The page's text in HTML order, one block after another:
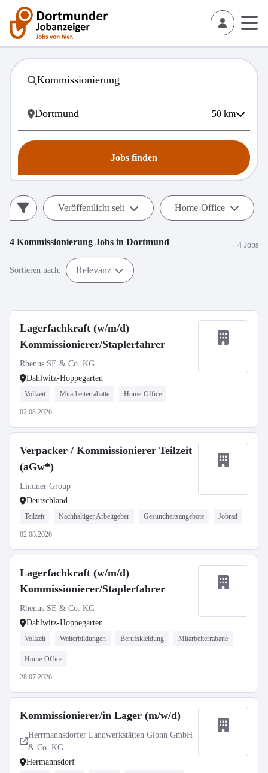
50 km
Jobs finden
Veröffentlicht seit Home-Office
4 Kommissionierung Jobs in Dortmund 4 Jobs
Sortieren nach: Relevanz
Lagerfachkraft (w/m/d)
Kommissionierer/Staplerfahrer
Rhenus SE & Co. KG
Dahlwitz-Hoppegarten
Vollzeit Mitarbeiterrabatte Home-Office
02.08.2026
Verpacker / Kommissionierer Teilzeit
(aGw*)
Lindner Group
Deutschland
Teilzeit Nachhaltiger Arbeitgeber Gesundheitsangebote Jobrad
02.08.2026
Lagerfachkraft (w/m/d)
Kommissionierer/Staplerfahrer
Rhenus SE & Co. KG
Dahlwitz-Hoppegarten
Vollzeit Weiterbildungen Berufskleidung Mitarbeiterrabatte
Home-Office
28.07.2026
Kommissionierer/in Lager (m/w/d)
Herrmannsdorfer Landwerkstätten Glonn GmbH
& Co. KG
Hermannsdorf